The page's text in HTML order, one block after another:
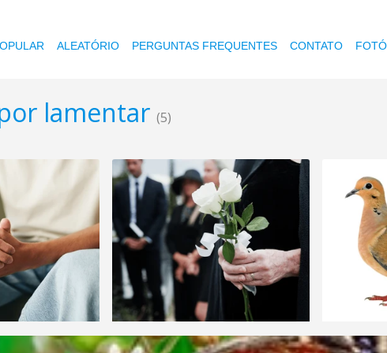
ALEATÓRIO PERGUNTAS FREQUENTES CONTATO
lamentar (5)